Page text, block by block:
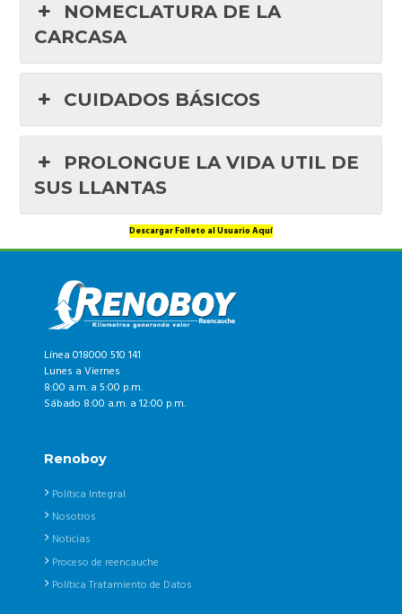
NOMECLATURA DE LA
CARCASA
CUIDADOS BÁSICOS
PROLONGUE LA VIDA UTIL DE
SUS LLANTAS
Descargar Folleto al Usuario Aquí
Línea 018000 510 141
Lunes a Viernes
8:00 a.m. a 5:00 p.m.
Sábado 8:00 a.m. a 12:00 p.m.
Renoboy
Política Integral
Nosotros
Noticias
Proceso de reencauche
Política Tratamiento de Datos